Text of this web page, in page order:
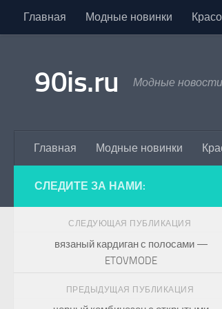
Skip to content
Главная Модные новинки
90is.ru Модные
Главная Модные новинки
СЛЕДИТЕ ЗА НАМИ:
СЛЕДУЮЩАЯ ПУБЛИКАЦИЯ
вязаный кардиган с полосами —
ETOVMODE
ПРЕДЫДУЩАЯ ПУБЛИКАЦИЯ